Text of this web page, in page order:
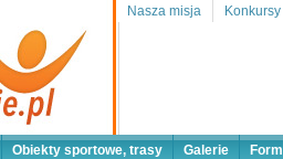
Nasza misja Konkursy
Obiekty sportowe, trasy Galerie